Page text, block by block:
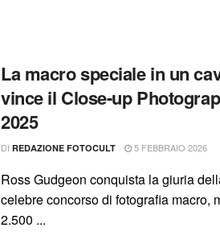
La macro speciale in un
vince il Close-up
2025
DI REDAZIONE FOTOCULT 5 FEBBRAIO 2026
Ross Gudgeon conquista la giuria
celebre concorso di fotografia macro,
2.500 ...